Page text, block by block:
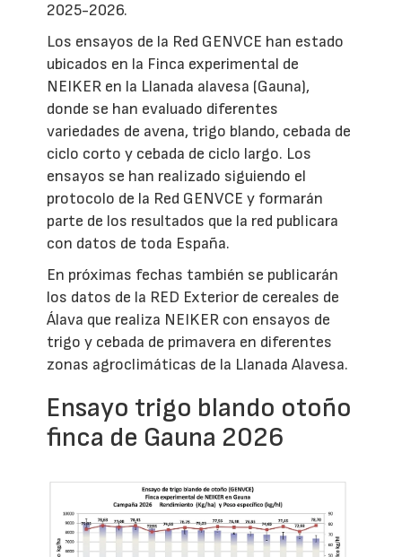
2025-2026.
Los ensayos de la Red GENVCE han estado
ubicados en la Finca experimental de
NEIKER en la Llanada alavesa (Gauna),
donde se han evaluado diferentes
variedades de avena, trigo blando, cebada de
ciclo corto y cebada de ciclo largo. Los
ensayos se han realizado siguiendo el
protocolo de la Red GENVCE y formarán
parte de los resultados que la red publicara
con datos de toda España.
En próximas fechas también se publicarán
los datos de la RED Exterior de cereales de
Álava que realiza NEIKER con ensayos de
trigo y cebada de primavera en diferentes
zonas agroclimáticas de la Llanada Alavesa.
Ensayo trigo blando otoño
finca de Gauna 2026